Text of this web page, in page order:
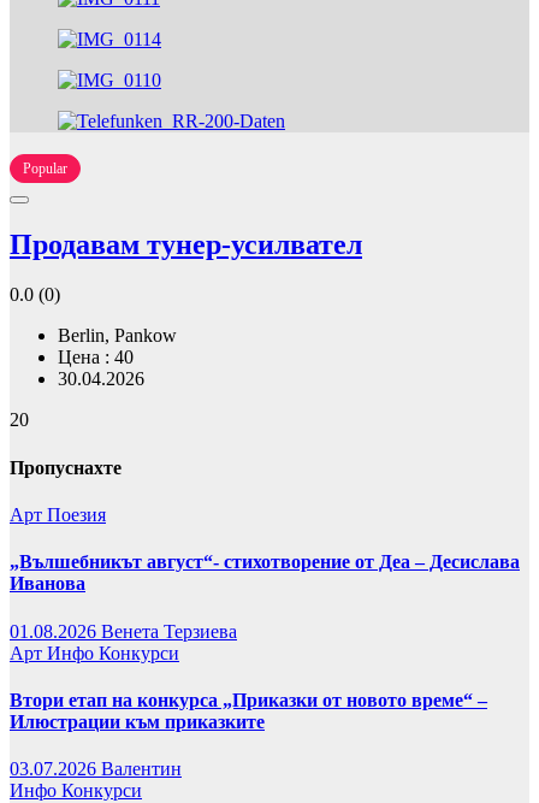
Popular
Продавам тунер-усилвател
0.0 (0)
Berlin, Pankow
Цена : 40
30.04.2026
20
Пропуснахте
Арт Поезия
„Вълшебникът август“- стихотворение от Деа – Десислава
Иванова
01.08.2026 Венета Терзиева
Арт Инфо Конкурси
Втори етап на конкурса „Приказки от новото време“ –
Илюстрации към приказките
03.07.2026 Валентин
Инфо Конкурси